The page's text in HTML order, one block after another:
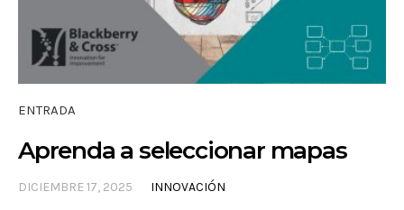
ENTRADA
Aprenda a seleccionar mapas
DICIEMBRE 17, 2025 INNOVACIÓN